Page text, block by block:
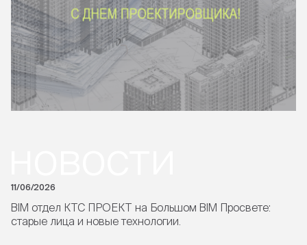
11/06/2026
BIM отдел КТС ПРОЕКТ на Большом BIM Просвете:
старые лица и новые технологии.